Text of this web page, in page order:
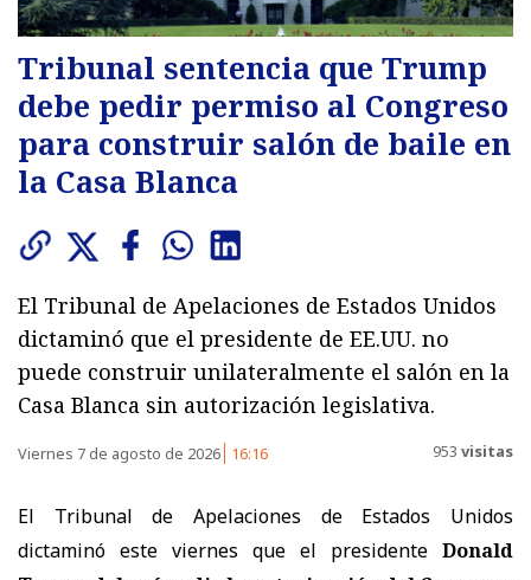
Tribunal sentencia que Trump
debe pedir permiso al Congreso
para construir salón de baile en
la Casa Blanca
El Tribunal de Apelaciones de Estados Unidos
dictaminó que el presidente de EE.UU. no
puede construir unilateralmente el salón en la
Casa Blanca sin autorización legislativa.
Viernes 7 de agosto de 2026 16:16 953 visitas
El Tribunal de Apelaciones de Estados Unidos
dictaminó este viernes que el presidente Donald